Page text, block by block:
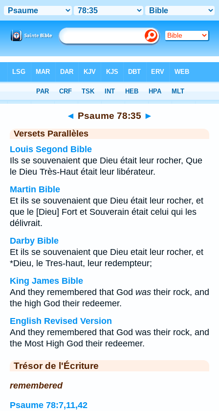
Chapitre 78> Verset 35
◄ Psaume 78:35 ►
Versets Parallèles
Louis Segond Bible
Ils se souvenaient que Dieu était leur rocher, Que
le Dieu Très-Haut était leur libérateur.
Martin Bible
Et ils se souvenaient que Dieu était leur rocher, et
que le [Dieu] Fort et Souverain était celui qui les
délivrait.
Darby Bible
Et ils se souvenaient que Dieu etait leur rocher, et
*Dieu, le Tres-haut, leur redempteur;
King James Bible
And they remembered that God was their rock, and
the high God their redeemer.
English Revised Version
And they remembered that God was their rock, and
the Most High God their redeemer.
Trésor de l'Écriture
remembered
Psaume 78:7,11,42